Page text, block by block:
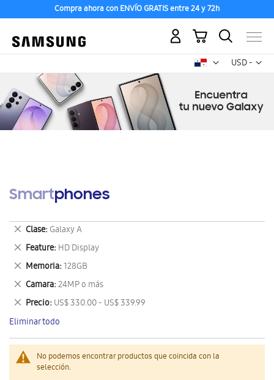
Compra ahora con ENVÍO GRATIS entre 24 y 72h
USD -
dólar
Mi carrito
Smartphones
No podemos encontrar productos que coincida con la
selección.
Clase Galaxy A
Eliminar
este
artículo
Feature HD Display
Eliminar
este
artículo
Memoria 128GB
Eliminar
este
artículo
Camara 24MP o más
Eliminar
este
artículo
Precio US$ 330.00 - US$ 339.99
Eliminar
este
artículo
Eliminar todo